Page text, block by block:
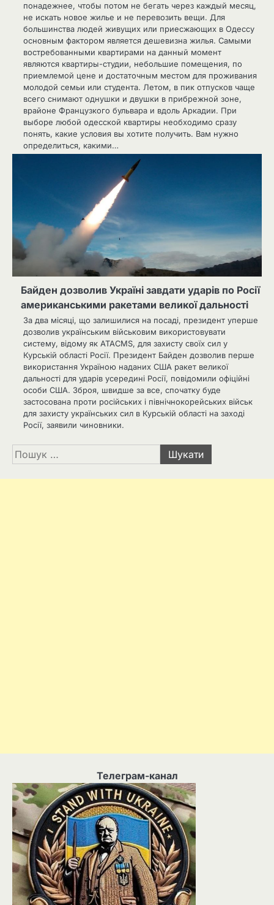
понадежнее, чтобы потом не бегать через каждый месяц,
не искать новое жилье и не перевозить вещи. Для
большинства людей живущих или приесжающих в Одессу
основным фактором является дешевизна жилья. Самыми
востребованными квартирами на данный момент
являются квартиры-студии, небольшие помещения, по
приемлемой цене и достаточным местом для проживания
молодой семьи или студента. Летом, в пик отпусков чаще
всего снимают однушки и двушки в прибрежной зоне,
врайоне Французкого бульвара и вдоль Аркадии. При
выборе любой одесской квартиры необходимо сразу
понять, какие условия вы хотите получить. Вам нужно
определиться, какими…
Байден дозволив Україні завдати ударів по Росії
американськими ракетами великої дальності
За два місяці, що залишилися на посаді, президент уперше
дозволив українським військовим використовувати
систему, відому як ATACMS, для захисту своїх сил у
Курській області Росії. Президент Байден дозволив перше
використання Україною наданих США ракет великої
дальності для ударів усередині Росії, повідомили офіційні
особи США. Зброя, швидше за все, спочатку буде
застосована проти російських і північнокорейських військ
для захисту українських сил в Курській області на заході
Росії, заявили чиновники.
Пошук:
Телеграм-канал